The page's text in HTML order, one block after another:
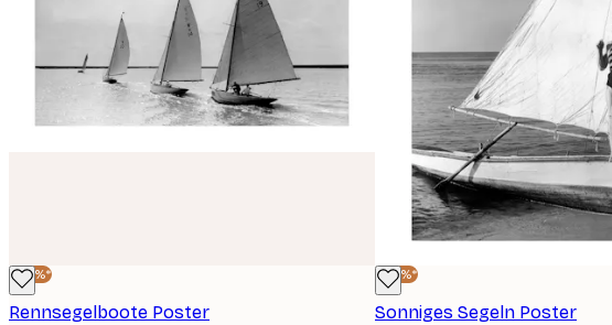
-40%*
Rennsegelboote Poster
-40%*
Sonniges Segeln Poster